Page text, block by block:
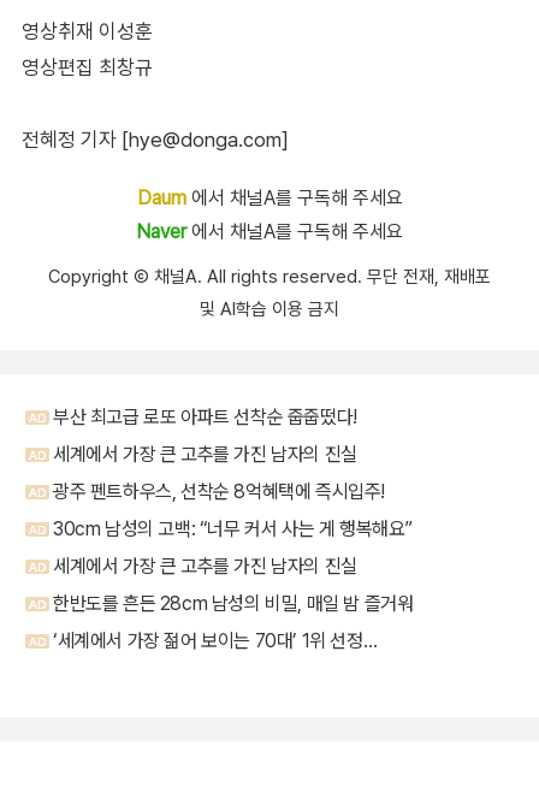
영상취재 이성훈
영상편집 최창규
전혜정 기자 [hye@donga.com]
Daum에서 채널A를 구독해 주세요
Naver에서 채널A를 구독해 주세요
Copyright Ⓒ 채널A. All rights reserved. 무단 전재, 재배포
및 AI학습 이용 금지